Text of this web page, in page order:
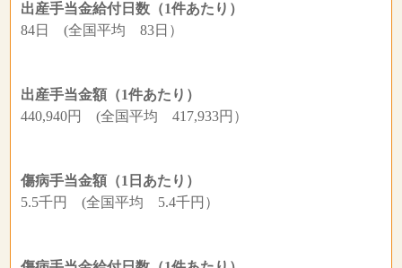
出産手当金給付日数（1件あたり）
84日 (全国平均 83日）
出産手当金額（1件あたり）
440,940円 (全国平均 417,933円）
傷病手当金額（1日あたり）
5.5千円 (全国平均 5.4千円）